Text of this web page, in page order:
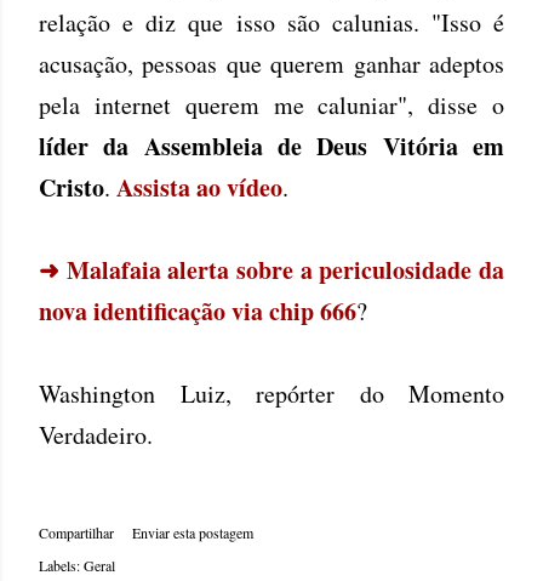
relação e diz que isso são calunias. "Isso é
acusação, pessoas que querem ganhar adeptos
pela internet querem me caluniar", disse o
líder da Assembleia de Deus Vitória em
Cristo. Assista ao vídeo.
➜ Malafaia alerta sobre a periculosidade da
nova identificação via chip 666?
Washington Luiz, repórter do Momento
Verdadeiro.
Compartilhar
Enviar esta postagem
Labels:Geral